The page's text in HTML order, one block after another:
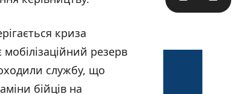
криза
мобілізаційний резерв
службу, що
бійців на